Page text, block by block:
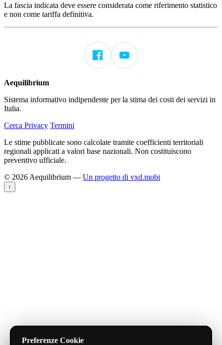
La fascia indicata deve essere considerata come riferimento statistico
e non come tariffa definitiva.
Aequilibrium
Sistema informativo indipendente per la stima dei costi dei servizi in
Italia.
Cerca Privacy Termini
Le stime pubblicate sono calcolate tramite coefficienti territoriali
regionali applicati a valori base nazionali. Non costituiscono
preventivo ufficiale.
© 2026 Aequilibrium — Un progetto di vxd.mobi
↑
Preferenze Cookie